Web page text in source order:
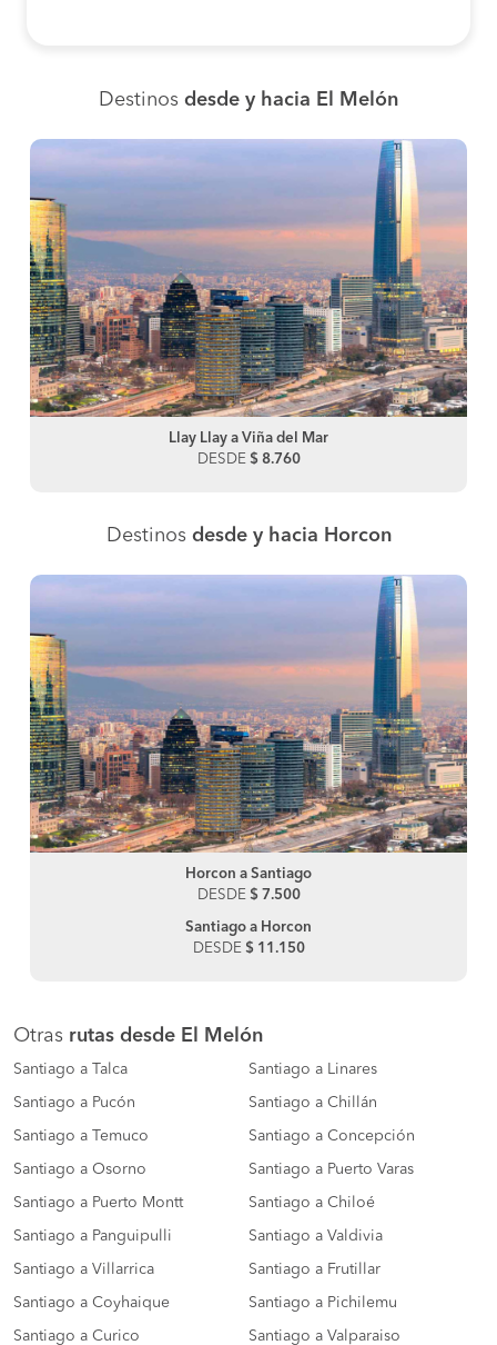
Destinos desde y hacia El Melón
Llay Llay a Viña del Mar
DESDE $ 8.760
Destinos desde y hacia Horcon
Horcon a Santiago
DESDE $ 7.500
Santiago a Horcon
DESDE $ 11.150
Otras rutas desde El Melón
Santiago a Talca Santiago a Linares
Santiago a Pucón Santiago a Chillán
Santiago a Temuco Santiago a Concepción
Santiago a Osorno Santiago a Puerto Varas
Santiago a Puerto Montt Santiago a Chiloé
Santiago a Panguipulli Santiago a Valdivia
Santiago a Villarrica Santiago a Frutillar
Santiago a Coyhaique Santiago a Pichilemu
Santiago a Curico Santiago a Valparaiso